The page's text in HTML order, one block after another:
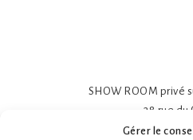
Gérer le
SHOW ROOM privé
38 rue du
81600